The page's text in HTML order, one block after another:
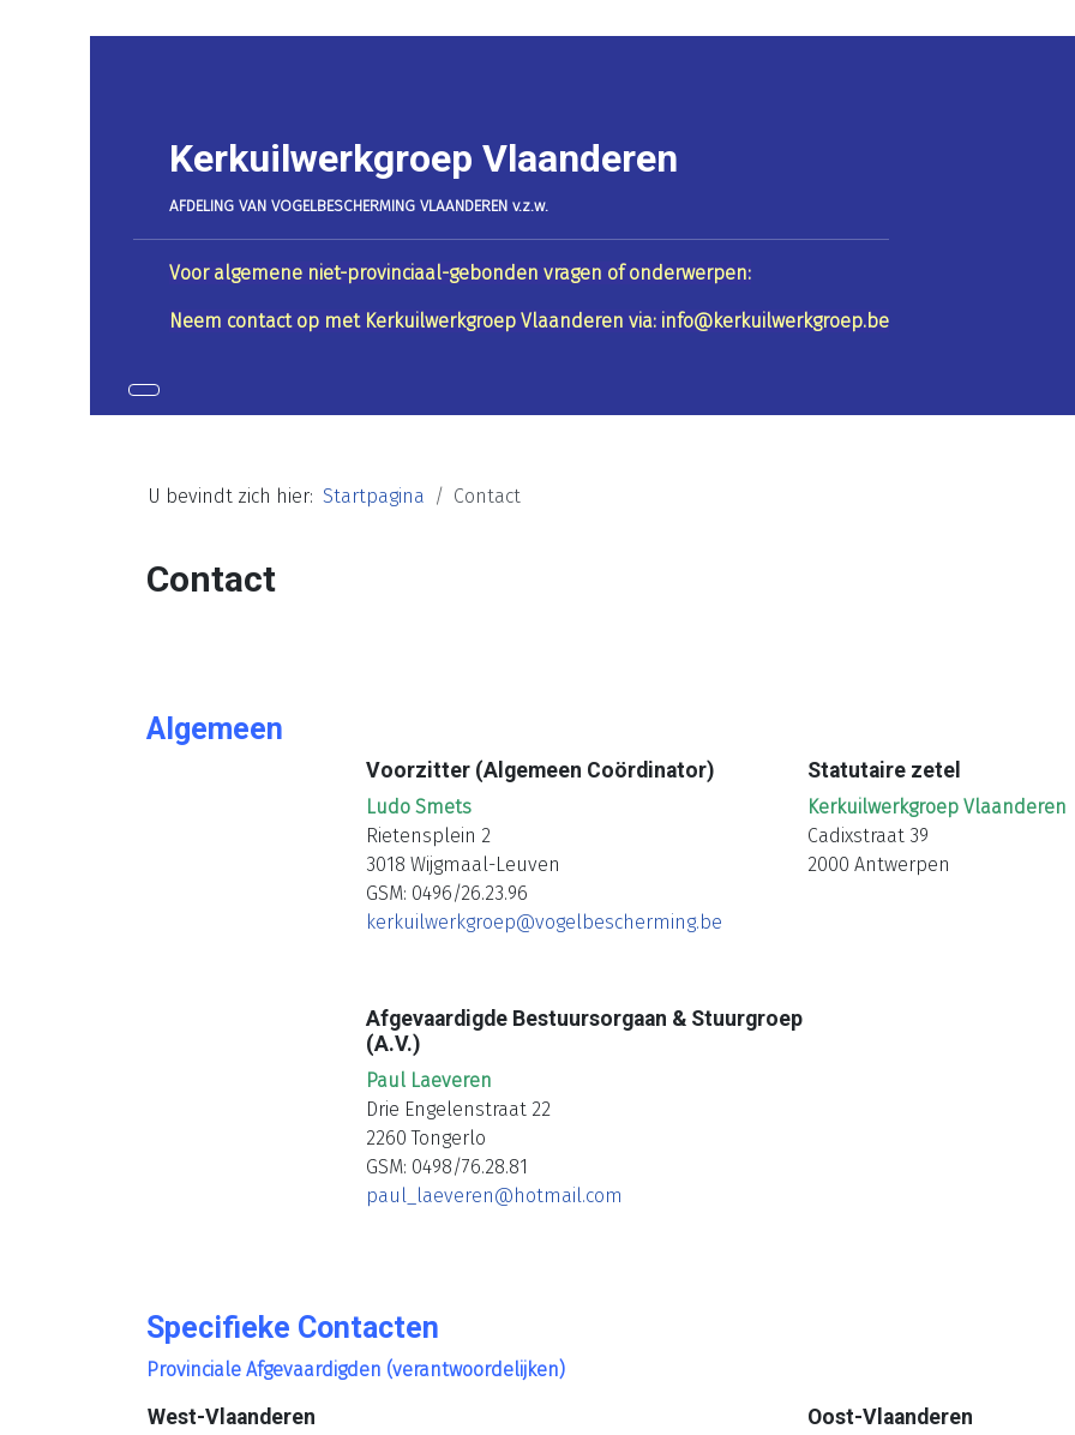
Kerkuilwerkgroep Vlaanderen
AFDELING VAN VOGELBESCHERMING VLAANDEREN v.z.w.
Voor algemene niet-provinciaal-gebonden vragen of onderwerpen:
Neem contact op met Kerkuilwerkgroep Vlaanderen via: info@kerkuilwerkgroep.be
U bevindt zich hier: Startpagina Contact
Contact
Algemeen
Voorzitter (Algemeen Coördinator)
Ludo Smets
Rietensplein 2
3018 Wijgmaal-Leuven
GSM: 0496/26.23.96
kerkuilwerkgroep@vogelbescherming.be
Statutaire zetel
Kerkuilwerkgroep Vlaanderen
Cadixstraat 39
2000 Antwerpen
Afgevaardigde Bestuursorgaan & Stuurgroep
(A.V.)
Paul Laeveren
Drie Engelenstraat 22
2260 Tongerlo
GSM: 0498/76.28.81
paul_laeveren@hotmail.com
Specifieke Contacten
Provinciale Afgevaardigden (verantwoordelijken)
West-Vlaanderen Oost-Vlaanderen